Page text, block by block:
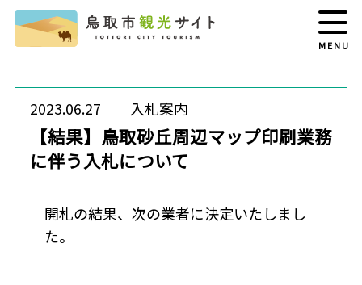
MENU
【結果】鳥取砂丘周辺マップ印刷業務
に伴う入札について
2023.06.27 入札案内
開札の結果、次の業者に決定いたしまし
た。